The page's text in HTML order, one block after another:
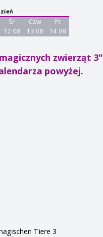
Śr
12 08
Czw
13 08
Pt
14 08
zwierząt 3"
powyżej.
Tiere 3